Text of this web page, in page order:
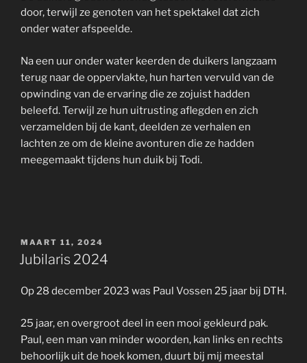
door, terwijl ze genoten van het spektakel dat zich
onder water afspeelde.
Na een uur onder water keerden de duikers langzaam
terug naar de oppervlakte, hun harten vervuld van de
opwinding van de ervaring die ze zojuist hadden
beleefd. Terwijl ze hun uitrusting aflegden en zich
verzamelden bij de kant, deelden ze verhalen en
lachten ze om de kleine avonturen die ze hadden
meegemaakt tijdens hun duik bij Todi.
GEPLAATST
OP
MAART 11, 2024
Jubilaris 2024
Op 28 december 2023 was Paul Vossen 25 jaar bij DTH.
25 jaar, en overgroot deel in een mooi gekleurd pak.
Paul, een man van minder woorden, kan links en rechts
behoorlijk uit de hoek komen, duurt bij mij meestal